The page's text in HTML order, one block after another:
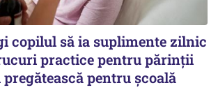
copilul să ia suplimente zilnic
practice pentru părinții
pentru școală